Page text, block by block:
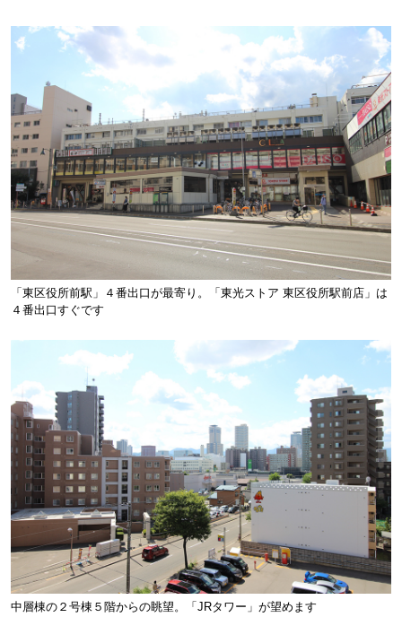
「東区役所前駅」４番出口が最寄り。「東光ストア 東区役所駅前店」は
４番出口すぐです
中層棟の２号棟５階からの眺望。「JRタワー」が望めます